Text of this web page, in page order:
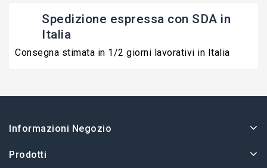
Spedizione espressa con SDA in
Italia
Consegna stimata in 1/2 giorni lavorativi in Italia
Informazioni Negozio
Prodotti